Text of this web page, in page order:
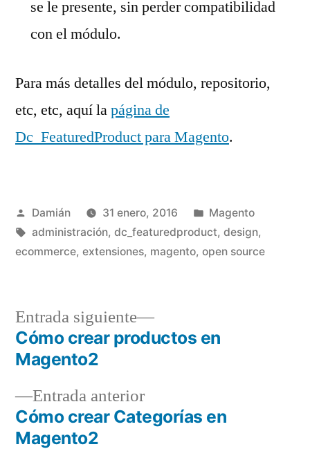
se le presente, sin perder compatibilidad
con el módulo.
Para más detalles del módulo, repositorio,
etc, etc, aquí lapágina de
Dc_FeaturedProduct para Magento.
Publicado
por
Damián 31 enero, 2016
Publicado
en
Magento
Etiquetas:
administración, dc_featuredproduct, design,
ecommerce, extensiones, magento, open source
Navegación
entradas
Entrada anteriorEntrada
anterior:
Cómo crear Categorías en
Magento2
Entrada siguiente
Entrada
siguiente:
Cómo crear productos en
Magento2